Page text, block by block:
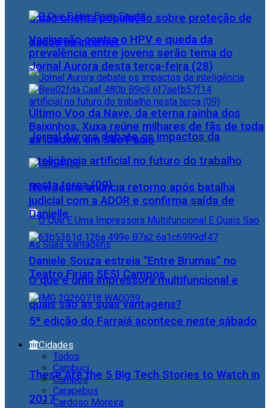
Cidac orienta população sobre proteção de
dados na internet
Jornal Aurora debate os impactos da
inteligência artificial no futuro do trabalho
nesta terça (09)
O que é uma impressora multifuncional e
quais são as suas vantagens?
These Are the 5 Big Tech Stories to Watch in
2017
Vacinação contra o HPV e queda da
prevalência entre jovens serão tema do
Jornal Aurora desta terça-feira (28)
Último Voo da Nave, da eterna rainha dos
Baixinhos, Xuxa reúne milhares de fãs de toda
as idades, em São Paulo
NewJeans anuncia retorno após batalha
judicial com a ADOR e confirma saída de
Danielle
Daniele Souza estreia “Entre Brumas” no
Teatro Firjan SESI Campos
5ª edição do Farraiá acontece neste sábado
Cidades
Todos
Cambuci
Campos
Carapebus
Cardoso Moreira